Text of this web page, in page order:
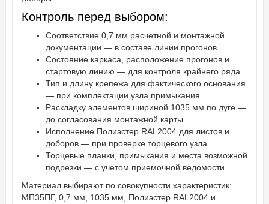
Контроль перед выбором:
Соответствие 0,7 мм расчетной и монтажной
документации — в составе линии прогонов.
Состояние каркаса, расположение прогонов и
стартовую линию — для контроля крайнего ряда.
Тип и длину крепежа для фактического основания
— при комплектации узла примыкания.
Раскладку элементов шириной 1035 мм по дуге —
до согласования монтажной карты.
Исполнение Полиэстер RAL2004 для листов и
доборов — при проверке торцевого узла.
Торцевые планки, примыкания и места возможной
подрезки — с учетом приемочной ведомости.
Материал выбирают по совокупности характеристик:
МП35ПГ, 0,7 мм, 1035 мм, Полиэстер RAL2004 и